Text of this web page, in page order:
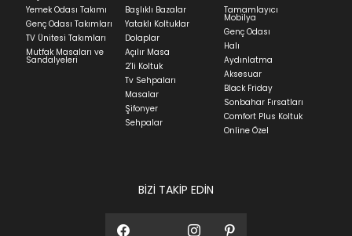
ve ürünün stok durumuna göre ortalama 5-24 iş
günüdür.
Panel ve Döşeme grubu ürün siparişlerinizin teslim
süresi yaşadığınız şehre ve ürünün stok durumuna
göre ortalama 30-45 iş günüdür.
Siparişlerim bölümünden sürecinizi takip edebilirsiniz.
Sıkça Sorulan Sorularbölümünü ziyaret
Yemek Odası Takımı
Genç Odası Takımları
TV Ünitesi Takımları
Mutfak Masaları ve
Sandalyeleri
Başlıklı Bazalar
Yataklı Koltuklar
Dolaplar
Açılır Masa
2'li Koltuk
Tv Sehpaları
Masalar
Şifonyer
Sehpalar
Tamamlayıcı
Mobilya
Genç Odası
Halı
Aydınlatma
Aksesuar
Black Friday
Sonbahar Fırsatları
Comfort Plus Koltuk
Online Özel
BİZİ TAKİP EDİN